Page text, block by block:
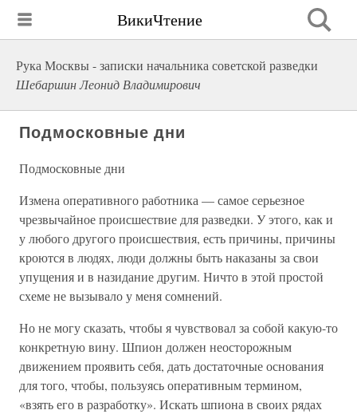
ВикиЧтение
Рука Москвы - записки начальника советской разведки
Шебаршин Леонид Владимирович
Подмосковные дни
Подмосковные дни
Измена оперативного работника — самое серьезное
чрезвычайное происшествие для разведки. У этого, как и
у любого другого происшествия, есть причины, причины
кроются в людях, люди должны быть наказаны за свои
упущения и в назидание другим. Ничто в этой простой
схеме не вызывало у меня сомнений.
Но не могу сказать, чтобы я чувствовал за собой какую-то
конкретную вину. Шпион должен неосторожным
движением проявить себя, дать достаточные основания
для того, чтобы, пользуясь оперативным термином,
«взять его в разработку». Искать шпиона в своих рядах